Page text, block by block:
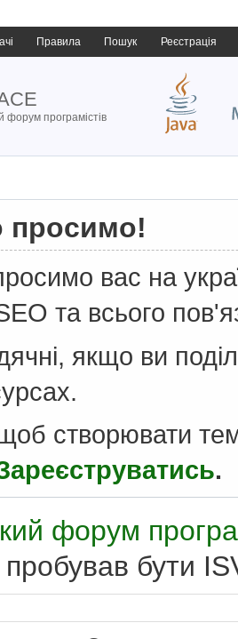
Правила Пошук Реєстрація
форум програмістів
просимо!
вас на
та всього
якщо ви
створювати
.
форум
пробував бути